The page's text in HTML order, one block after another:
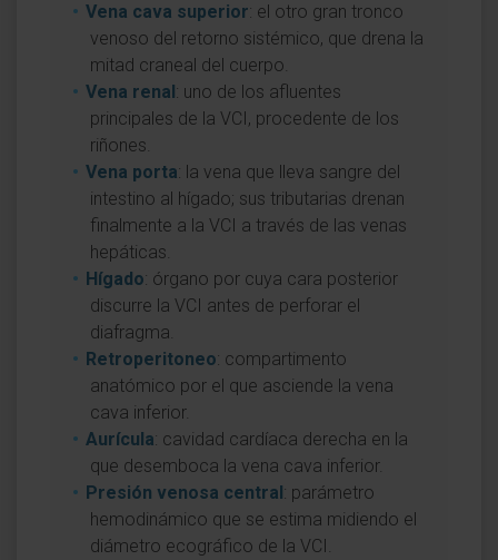
Vena cava superior: el otro gran tronco
venoso del retorno sistémico, que drena la
mitad craneal del cuerpo.
Vena renal: uno de los afluentes
principales de la VCI, procedente de los
riñones.
Vena porta: la vena que lleva sangre del
intestino al hígado; sus tributarias drenan
finalmente a la VCI a través de las venas
hepáticas.
Hígado: órgano por cuya cara posterior
discurre la VCI antes de perforar el
diafragma.
Retroperitoneo: compartimento
anatómico por el que asciende la vena
cava inferior.
Aurícula: cavidad cardíaca derecha en la
que desemboca la vena cava inferior.
Presión venosa central: parámetro
hemodinámico que se estima midiendo el
diámetro ecográfico de la VCI.